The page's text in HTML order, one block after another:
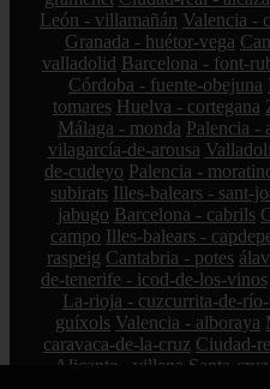
León - villamañán Valencia -
Granada - huétor-vega
valladolid Barcelona - font-
Córdoba - fuente-obejuna
tomares Huelva - cortegana
Málaga - monda Palencia -
vilagarcía-de-arousa
de-cudeyo Palencia -
subirats Illes-balears - sant-
jabugo Barcelona - cabrils
campo Illes-balears -
raspeig Cantabria - potes
de-tenerife - icod-de-los-vinos
La-rioja - cuzcurrita-de-
guíxols Valencia - alboraya
caravaca-de-la-cruz Ciudad-
Alicante - villena Santa-